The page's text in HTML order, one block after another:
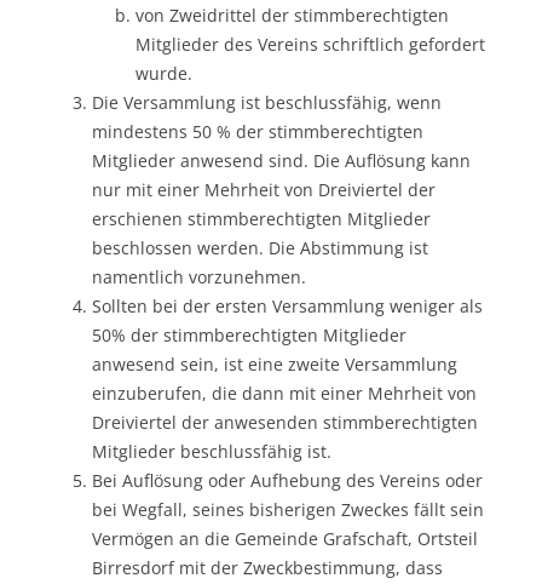
von Zweidrittel der stimmberechtigten
Mitglieder des Vereins schriftlich gefordert
wurde.
Die Versammlung ist beschlussfähig, wenn
mindestens 50 % der stimmberechtigten
Mitglieder anwesend sind. Die Auflösung kann
nur mit einer Mehrheit von Dreiviertel der
erschienen stimmberechtigten Mitglieder
beschlossen werden. Die Abstimmung ist
namentlich vorzunehmen.
Sollten bei der ersten Versammlung weniger als
50% der stimmberechtigten Mitglieder
anwesend sein, ist eine zweite Versammlung
einzuberufen, die dann mit einer Mehrheit von
Dreiviertel der anwesenden stimmberechtigten
Mitglieder beschlussfähig ist.
Bei Auflösung oder Aufhebung des Vereins oder
bei Wegfall, seines bisherigen Zweckes fällt sein
Vermögen an die Gemeinde Grafschaft, Ortsteil
Birresdorf mit der Zweckbestimmung, dass